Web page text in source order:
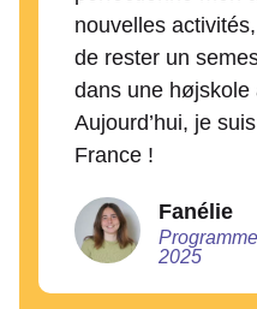
nouvelles
de rester un
dans une højskole
Aujourd’hui, je
France !
Fanélie
2025